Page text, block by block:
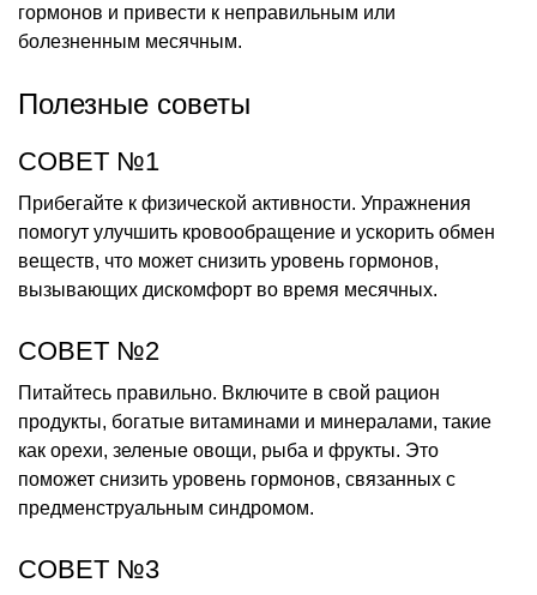
гормонов и привести к неправильным или
болезненным месячным.
Полезные советы
СОВЕТ №1
Прибегайте к физической активности. Упражнения
помогут улучшить кровообращение и ускорить обмен
веществ, что может снизить уровень гормонов,
вызывающих дискомфорт во время месячных.
СОВЕТ №2
Питайтесь правильно. Включите в свой рацион
продукты, богатые витаминами и минералами, такие
как орехи, зеленые овощи, рыба и фрукты. Это
поможет снизить уровень гормонов, связанных с
предменструальным синдромом.
СОВЕТ №3